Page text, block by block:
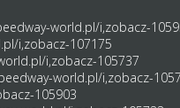
world.pl/i,zobacz-
i,zobacz-107175
i,zobacz-105737
world.pl/i,zobacz-
105903